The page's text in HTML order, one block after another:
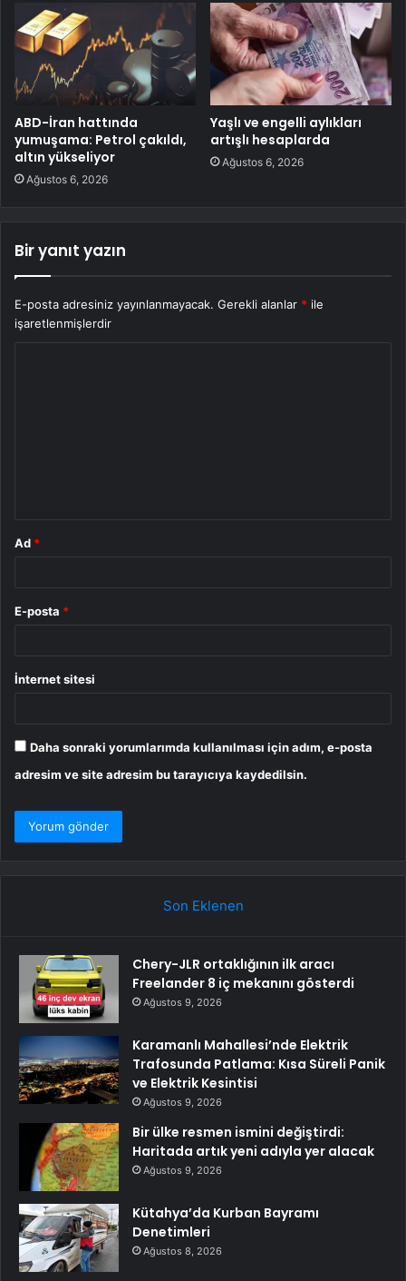
ABD-İran hattında
yumuşama: Petrol çakıldı,
altın yükseliyor
Ağustos 6, 2026
Yaşlı ve engelli aylıkları
artışlı hesaplarda
Ağustos 6, 2026
Bir yanıt yazın
E-posta adresiniz yayınlanmayacak. Gerekli alanlar * ile
işaretlenmişlerdir
Ad *
E-posta *
İnternet sitesi
Daha sonraki yorumlarımda kullanılması için adım, e-posta
adresim ve site adresim bu tarayıcıya kaydedilsin.
Son Eklenen
Chery-JLR ortaklığının ilk aracı
Freelander 8 iç mekanını gösterdi
Ağustos 9, 2026
Karamanlı Mahallesi’nde Elektrik
Trafosunda Patlama: Kısa Süreli Panik
ve Elektrik Kesintisi
Ağustos 9, 2026
Bir ülke resmen ismini değiştirdi:
Haritada artık yeni adıyla yer alacak
Ağustos 9, 2026
Kütahya’da Kurban Bayramı
Denetimleri
Ağustos 8, 2026